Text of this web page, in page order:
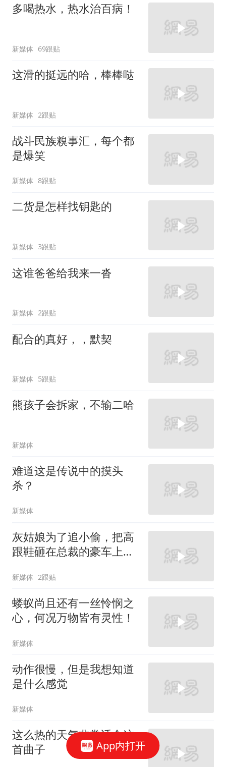
多喝热水，热水治百病！
新媒体 69跟贴
这滑的挺远的哈，棒棒哒
新媒体 2跟贴
战斗民族糗事汇，每个都
是爆笑
新媒体 8跟贴
二货是怎样找钥匙的
新媒体 3跟贴
这谁爸爸给我来一沓
新媒体 2跟贴
配合的真好，，默契
新媒体 5跟贴
熊孩子会拆家，不输二哈
新媒体
难道这是传说中的摸头
杀？
新媒体
灰姑娘为了追小偷，把高
跟鞋砸在总裁的豪车上，
新媒体 2跟贴
蝼蚁尚且还有一丝怜悯之
心，何况万物皆有灵性！
新媒体
动作很慢，但是我想知道
是什么感觉
新媒体
这么热的天气非常适合这
首曲子
App内打开